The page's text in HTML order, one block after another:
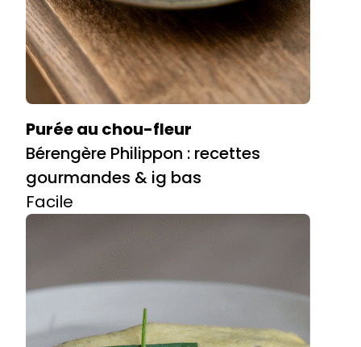
Purée au chou-fleur
Bérengère Philippon : recettes
gourmandes & ig bas
Facile